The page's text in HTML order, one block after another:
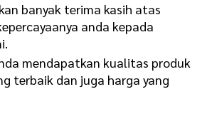
banyak terima kasih atas
anda kepada
mendapatkan kualitas produk
terbaik dan juga harga yang